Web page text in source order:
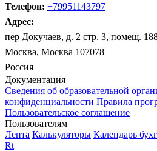
Телефон: +79951143797
Адрес:
пер Докучаев, д. 2 стр. 3, помещ.
Москва, Москва 107078
Россия
Документация
Сведения об образовательной
конфиденциальности Правила
Пользовательское соглашение
Пользователям
Лента Калькуляторы Календарь
Rt